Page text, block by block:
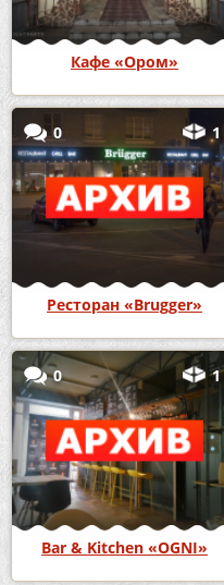
Кафе «Ором»
0 1
Ресторан «Brugger»
0 1
Bar & Kitchen «OGNI»